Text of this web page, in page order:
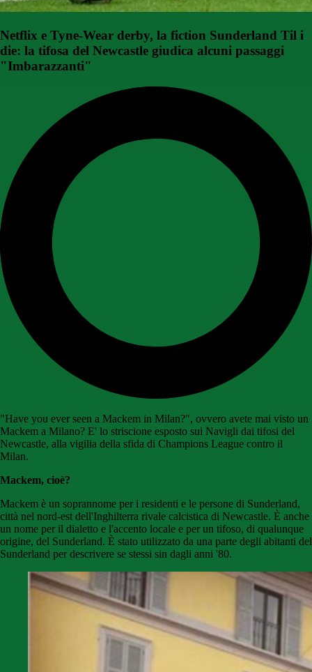
Netflix e Tyne-Wear derby, la fiction Sunderland Til i
die: la tifosa del Newcastle giudica alcuni passaggi
"Imbarazzanti"
"Have you ever seen a Mackem in Milan?", ovvero avete mai visto un
Mackem a Milano? E' lo striscione esposto sui Navigli dai tifosi del
Newcastle, alla vigilia della sfida di Champions League contro il
Milan.
Mackem, cioè?
Mackem è un soprannome per i residenti e le persone di Sunderland,
città nel nord-est dell'Inghilterra rivale calcistica di Newcastle. È anche
un nome per il dialetto e l'accento locale e per un tifoso, di qualunque
origine, del Sunderland. È stato utilizzato da una parte degli abitanti del
Sunderland per descrivere se stessi sin dagli anni '80.